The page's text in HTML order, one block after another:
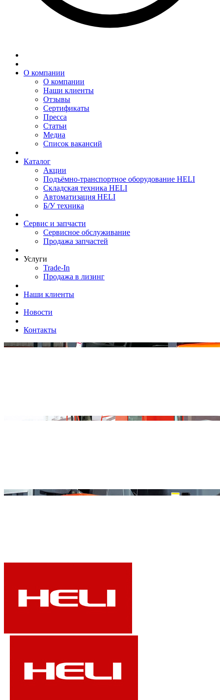
О компании
О компании
Наши клиенты
Отзывы
Сертификаты
Пресса
Статьи
Медиа
Список вакансий
Каталог
Акции
Подъёмно-транспортное оборудование HELI
Складская техника HELI
Автоматизация HELI
Б/У техника
Сервис и запчасти
Сервисное обслуживание
Продажа запчастей
Услуги
Trade-In
Продажа в лизинг
Наши клиенты
Новости
Контакты